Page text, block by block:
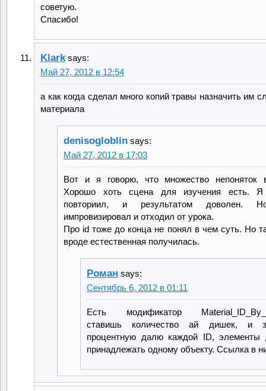
советую.
Спасибо!
Klark says:
Май 27, 2012 в 12:54
а как когда сделал много копий травы назначить им
материала
denisogloblin says:
Май 27, 2012 в 17:03
Вот и я говорю, что множество непоняток
Хорошо хоть сцена для изучения есть.
повториил, и результатом доволен.
импровизировал и отходил от урока.
Про id тоже до конца не понял в чем суть. Но
вроде естественная получилась.
Роман says:
Сентябрь 6, 2012 в 01:11
Есть модификатор
ставишь количество ай дишек, и
процентную далю каждой ID, элементы
принадлежать одному объекту. Ссылка в